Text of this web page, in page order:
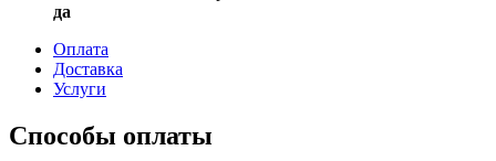
да
Оплата
Доставка
Услуги
Способы оплаты